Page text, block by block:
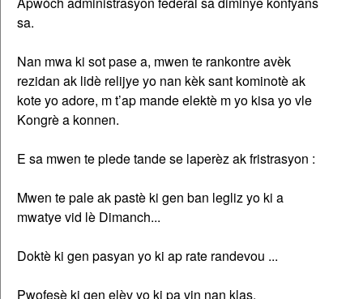
sa.
Nan mwa ki sot pase a, mwen te rankontre avèk
rezidan ak lidè relijye yo nan kèk sant kominotè ak
kote yo adore, m t’ap mande elektè m yo kisa yo vle
Kongrè a konnen.
E sa mwen te plede tande se laperèz ak fristrasyon :
Mwen te pale ak pastè ki gen ban legliz yo ki a
mwatye vid lè Dimanch...
Doktè ki gen pasyan yo ki ap rate randevou ...
Pwofesè ki gen elèv yo ki pa vin nan klas.